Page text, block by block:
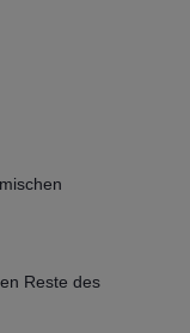
Reste des